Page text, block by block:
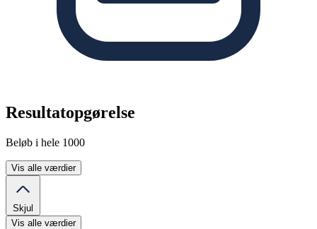
Resultatopgørelse
Beløb i hele 1000
Vis alle værdier
Skjul
Vis alle værdier